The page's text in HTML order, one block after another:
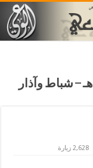
السنة السادسة عشرة ذو القعدة 1422هـ – شباط وآذار
2,628 زيارة